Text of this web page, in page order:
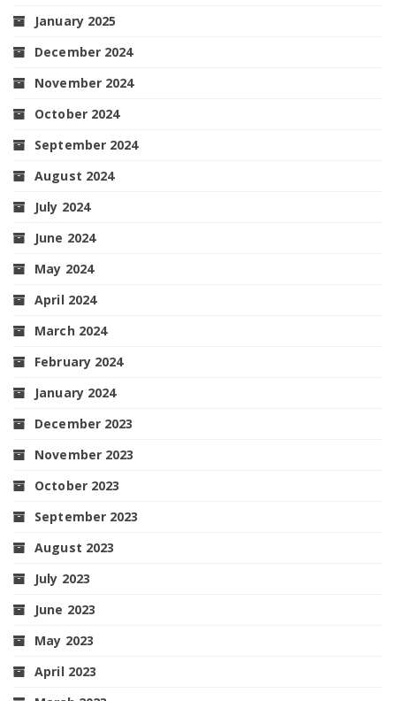
January 2025
December 2024
November 2024
October 2024
September 2024
August 2024
July 2024
June 2024
May 2024
April 2024
March 2024
February 2024
January 2024
December 2023
November 2023
October 2023
September 2023
August 2023
July 2023
June 2023
May 2023
April 2023